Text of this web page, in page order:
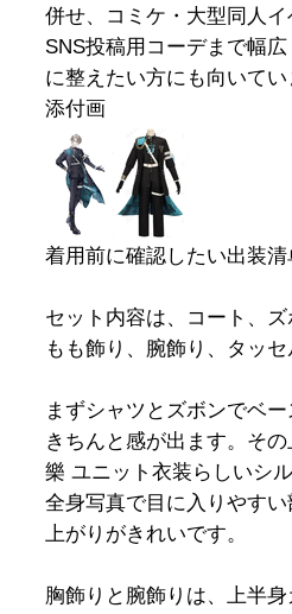
併せ、コミケ・大型同人
SNS投稿用コーデまで幅
に整えたい方にも向いて
添付画
着用前に確認したい出装清
セット内容は、コート、
もも飾り、腕飾り、タッ
まずシャツとズボンでベ
きちんと感が出ます。そ
樂 ユニット衣装らしいシ
全身写真で目に入りやす
上がりがきれいです。
胸飾りと腕飾りは、上半